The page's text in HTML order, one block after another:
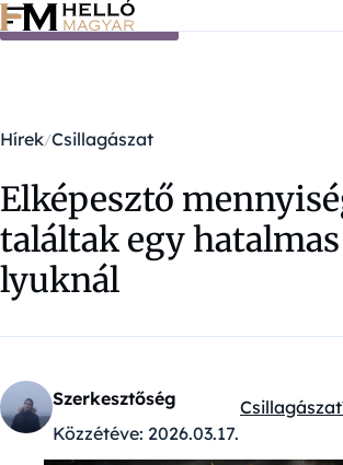
Ugrás a tartalomra
Hírek Csillagászat
Elképesztő
találtak egy
lyuknál
Szerkesztőség
Közzétéve: 2026.03.17.
Kategóriák:
Csillagászat